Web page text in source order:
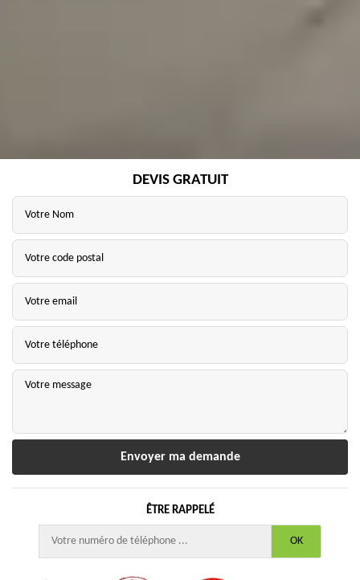
DEVIS GRATUIT
ÊTRE RAPPELÉ